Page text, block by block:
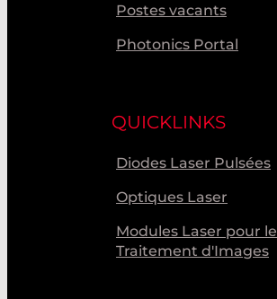
Postes vacants
Photonics Portal
QUICKLINKS
Diodes Laser Pulsées
Optiques Laser
Modules Laser pour le
Traitement d'Images